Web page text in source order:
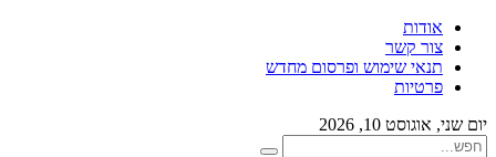
אודות
צור קשר
תנאי שימוש ופרסום מחדש
פרטיות
יום שני, אוגוסט 10, 2026